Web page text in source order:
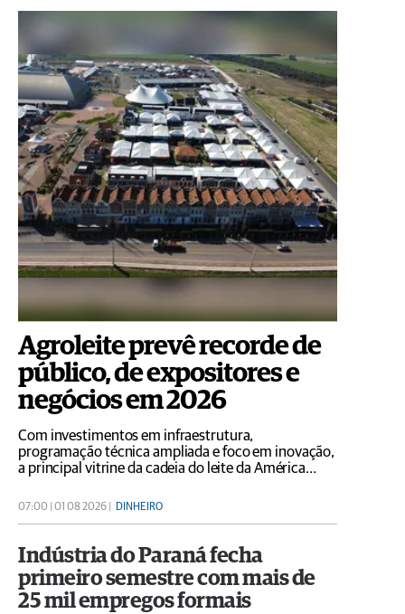
Agroleite prevê recorde de
público, de expositores e
negócios em 2026
Com investimentos em infraestrutura,
programação técnica ampliada e foco em inovação,
a principal vitrine da cadeia do leite da América
reunindo produtores, cooperativas e especialistas
07:00 | 01 08 2026 | DINHEIRO
Indústria do Paraná fecha
primeiro semestre com mais de
25 mil empregos formais